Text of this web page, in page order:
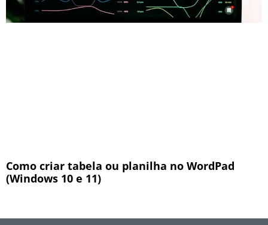
Como criar tabela ou planilha no WordPad
(Windows 10 e 11)